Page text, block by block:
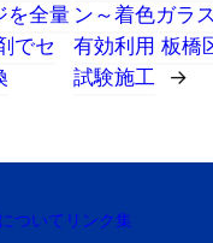
を全量
でセ
ン～着色ガラ
有効利用 板橋
試験施工
→
ついて リンク集